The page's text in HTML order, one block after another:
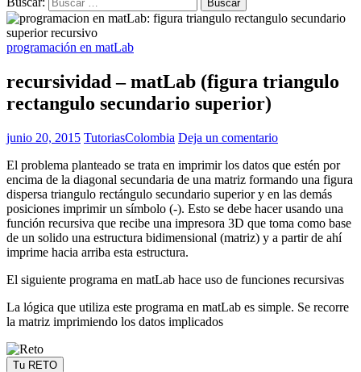
programación en matLab
recursividad – matLab (figura triangulo
rectangulo secundario superior)
junio 20, 2015 TutoriasColombia Deja un comentario
El problema planteado se trata en imprimir los datos que estén por
encima de la diagonal secundaria de una matriz formando una figura
dispersa triangulo rectángulo secundario superior y en las demás
posiciones imprimir un símbolo (-). Esto se debe hacer usando una
función recursiva que recibe una impresora 3D que toma como base
de un solido una estructura bidimensional (matriz) y a partir de ahí
imprime hacia arriba esta estructura.
El siguiente programa en matLab hace uso de funciones recursivas
La lógica que utiliza este programa en matLab es simple. Se recorre
la matriz imprimiendo los datos implicados
Tu RETO